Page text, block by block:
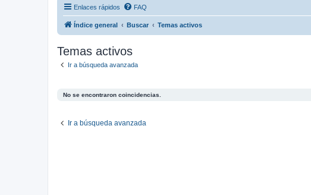
Enlaces rápidos FAQ
Índice general Buscar Temas activos
Temas activos
Ir a búsqueda avanzada
No se encontraron coincidencias.
Ir a búsqueda avanzada